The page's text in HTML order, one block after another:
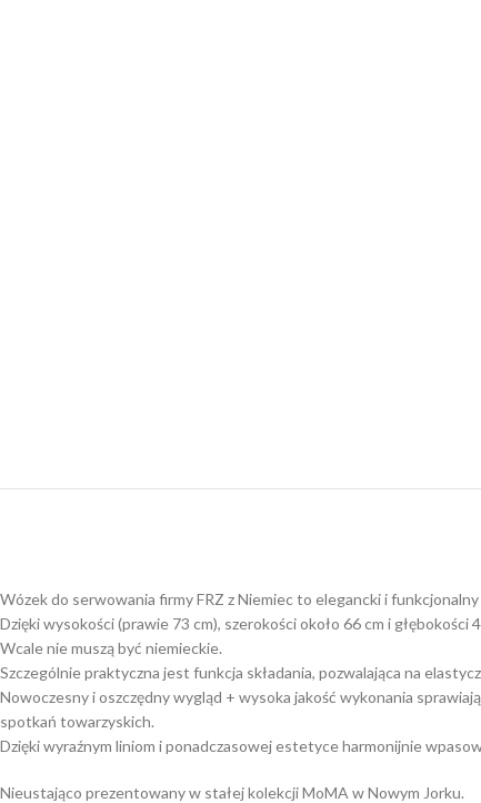
Wózek do serwowania firmy FRZ z Niemiec to elegancki i
Dzięki wysokości (prawie 73 cm), szerokości około 66 cm i
Wcale nie muszą być niemieckie.
Szczególnie praktyczna jest funkcja składania, pozwalająca na
Nowoczesny i oszczędny wygląd + wysoka jakość wykonania
spotkań towarzyskich.
Dzięki wyraźnym liniom i ponadczasowej estetyce harmonijnie
Nieustająco prezentowany w stałej kolekcji MoMA w Nowym Jorku.